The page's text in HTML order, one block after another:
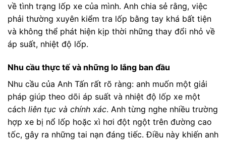
về tình trạng lốp xe của mình. Anh chia sẻ rằng, việc
phải thường xuyên kiểm tra lốp bằng tay khá bất tiện
và không thể phát hiện kịp thời những thay đổi nhỏ về
áp suất, nhiệt độ lốp.
Nhu cầu thực tế và những lo lắng ban đầu
Nhu cầu của Anh Tấn rất rõ ràng: anh muốn một giải
pháp giúp theo dõi áp suất và nhiệt độ lốp xe một
cách liên tục và chính xác. Anh từng nghe nhiều trường
hợp xe bị nổ lốp hoặc xì hơi đột ngột trên đường cao
tốc, gây ra những tai nạn đáng tiếc. Điều này khiến anh